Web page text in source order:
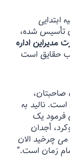
ابتدايى
تأسيس شده،
اداره
حقايق است
صاحبتان،
ناليد به
يک
أجدان
چرخيد الان
زمان است.”